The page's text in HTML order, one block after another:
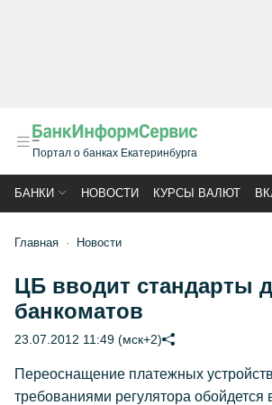
Портал о банках Екатеринбурга
БАНКИ НОВОСТИ КУРСЫ ВАЛЮТ
Главная Новости
ЦБ вводит стандарты
банкоматов
23.07.2012 11:49 (мск+2)
Переоснащение платежных
требованиями регулятора обойдется